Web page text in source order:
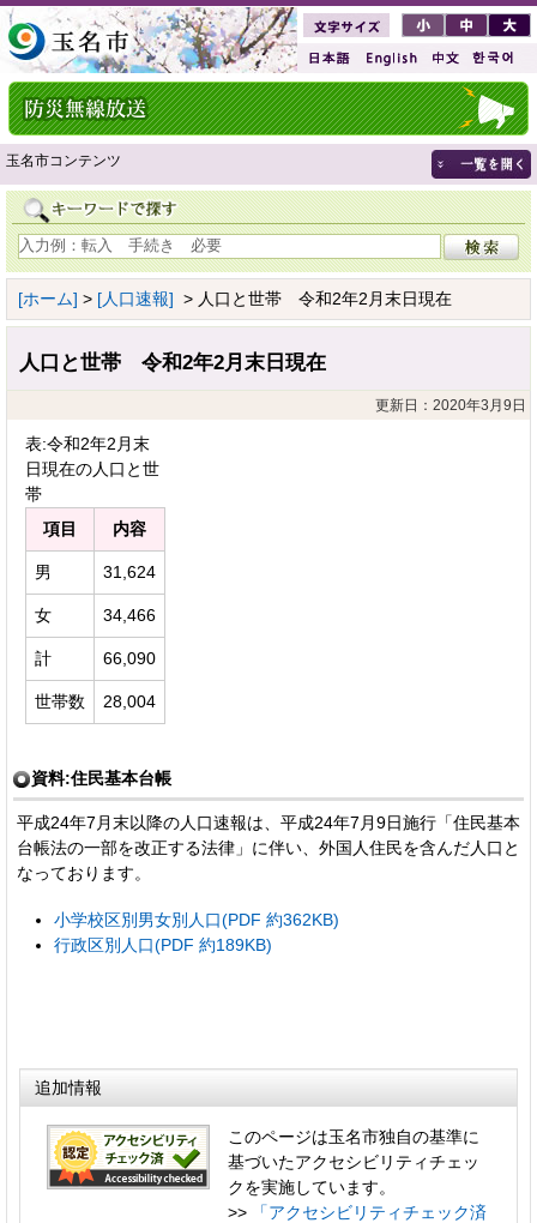
玉名市コンテンツ
[ホーム] > [人口速報] > 人口と世帯 令和2年2月末日現在
人口と世帯 令和2年2月末日現在
更新日：2020年3月9日
表:令和2年2月末
日現在の人口と世
帯
項目
内容
男 31,624
女 34,466
計 66,090
世帯数 28,004
資料:住民基本台帳
平成24年7月末以降の人口速報は、平成24年7月9日施行「住民基本
台帳法の一部を改正する法律」に伴い、外国人住民を含んだ人口と
なっております。
小学校区別男女別人口(PDF 約362KB)
行政区別人口(PDF 約189KB)
追加情報
このページは玉名市独自の基準に
基づいたアクセシビリティチェッ
クを実施しています。
>>
「アクセシビリティチェック済